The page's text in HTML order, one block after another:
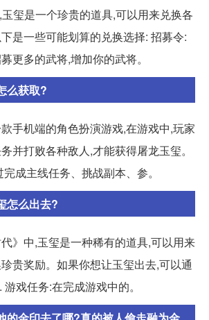
玺是一个珍贵的道具,可以用来兑换各
是一些可能划算的兑换选择: 招募令:
更多的武将,增加你的武将。
么获取?
手机端的角色扮演游戏,在游戏中,玩家
并打败各种敌人,才能获得屠龙玉玺。
成主线任务、挑战副本、参。
怎么出去?
》中,玉玺是一种稀有的道具,可以用来
贵奖励。如果你想让玉玺出去,可以通
戏任务:在完成游戏中的。